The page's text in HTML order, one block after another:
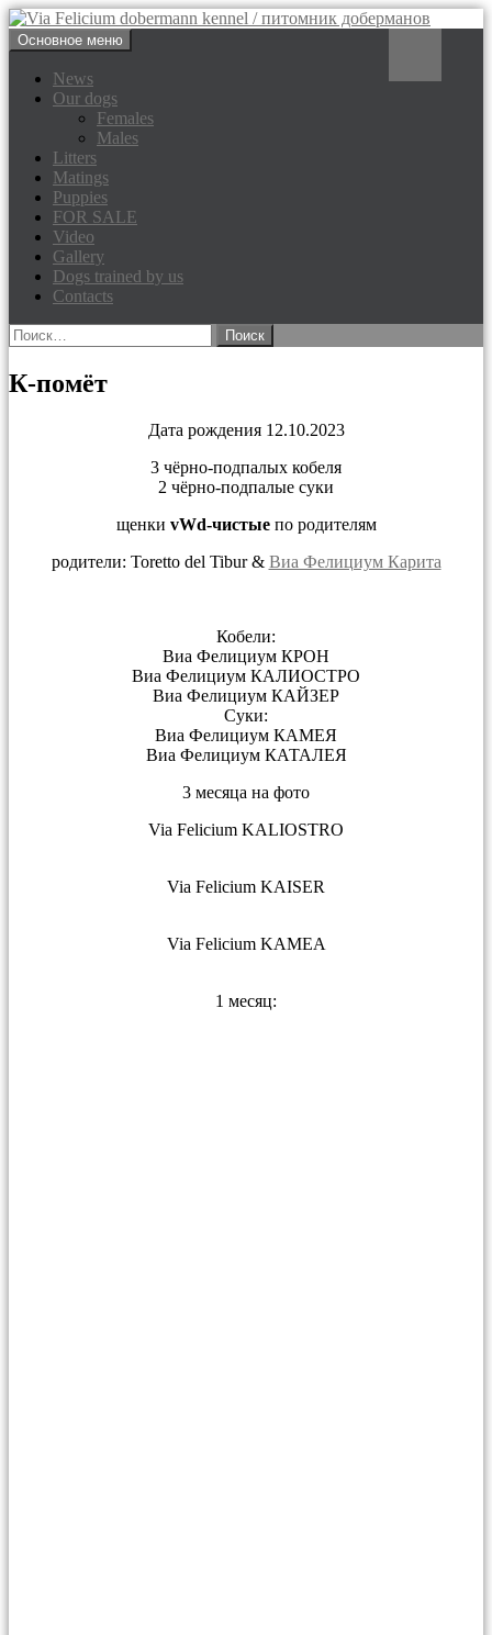
Via Felicium dobermann
kennel / питомник доберманов
Основное меню
к
News
Our dogs
Females
Males
Litters
Matings
Puppies
FOR SALE
Video
Gallery
Dogs trained by us
Contacts
Найти:
К-помёт
Дата рождения 12.10.2023
3 чёрно-подпалых кобеля
2 чёрно-подпалые суки
щенки vWd-чистые по родителям
родители: Toretto del Tibur & Виа Фелициум Карита
Кобели:
Виа Фелициум КРОН
Виа Фелициум КАЛИОСТРО
Виа Фелициум КАЙЗЕР
Суки:
Виа Фелициум КАМЕЯ
Виа Фелициум КАТАЛЕЯ
3 месяца на фото
Via Felicium KALIOSTRO
Via Felicium KAISER
Via Felicium KAMEA
1 месяц: